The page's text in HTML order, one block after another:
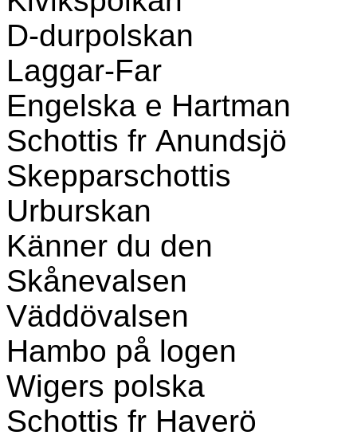
D-durpolskan
Laggar-Far
Engelska e Hartman
Schottis fr Anundsjö
Skepparschottis
Urburskan
Känner du den
Skånevalsen
Väddövalsen
Hambo på logen
Wigers polska
Schottis fr Haverö